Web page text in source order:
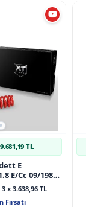
9.681,19 TL
E
E/Cc 09/1984-
Spor Yay
x 3.638,96 TL
Fırsatı